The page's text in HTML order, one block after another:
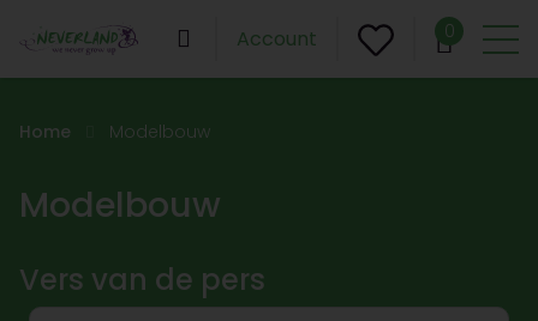
Account 0
Home Modelbouw
Modelbouw
Vers van de pers